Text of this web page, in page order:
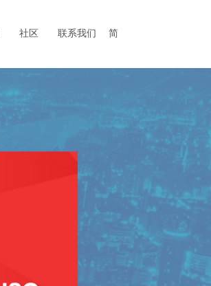
社区 联系我们 简